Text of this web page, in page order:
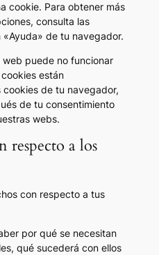
cookie. Para obtener más
consulta las
de tu navegador.
puede no funcionar
están
de tu navegador,
de tu consentimiento
webs.
respecto a los
con respecto a tus
por qué se necesitan
qué sucederá con ellos